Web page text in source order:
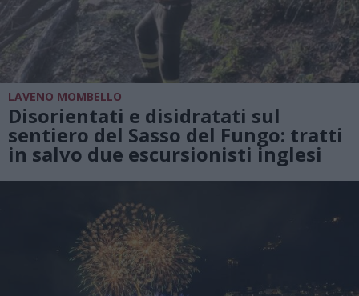
LAVENO MOMBELLO
Disorientati e disidratati sul
sentiero del Sasso del Fungo: tratti
in salvo due escursionisti inglesi